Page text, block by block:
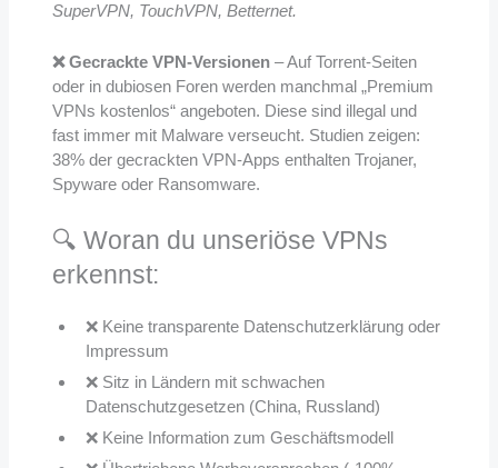
SuperVPN, TouchVPN, Betternet.
❌ Gecrackte VPN-Versionen– Auf Torrent-Seiten
oder in dubiosen Foren werden manchmal „Premium
VPNs kostenlos“ angeboten. Diese sind illegal und
fast immer mit Malware verseucht. Studien zeigen:
38% der gecrackten VPN-Apps enthalten Trojaner,
Spyware oder Ransomware.
🔍 Woran du unseriöse VPNs
erkennst:
❌ Keine transparente Datenschutzerklärung oder
Impressum
❌ Sitz in Ländern mit schwachen
Datenschutzgesetzen (China, Russland)
❌ Keine Information zum Geschäftsmodell